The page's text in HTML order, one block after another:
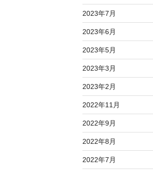
2023年7月
2023年6月
2023年5月
2023年3月
2023年2月
2022年11月
2022年9月
2022年8月
2022年7月